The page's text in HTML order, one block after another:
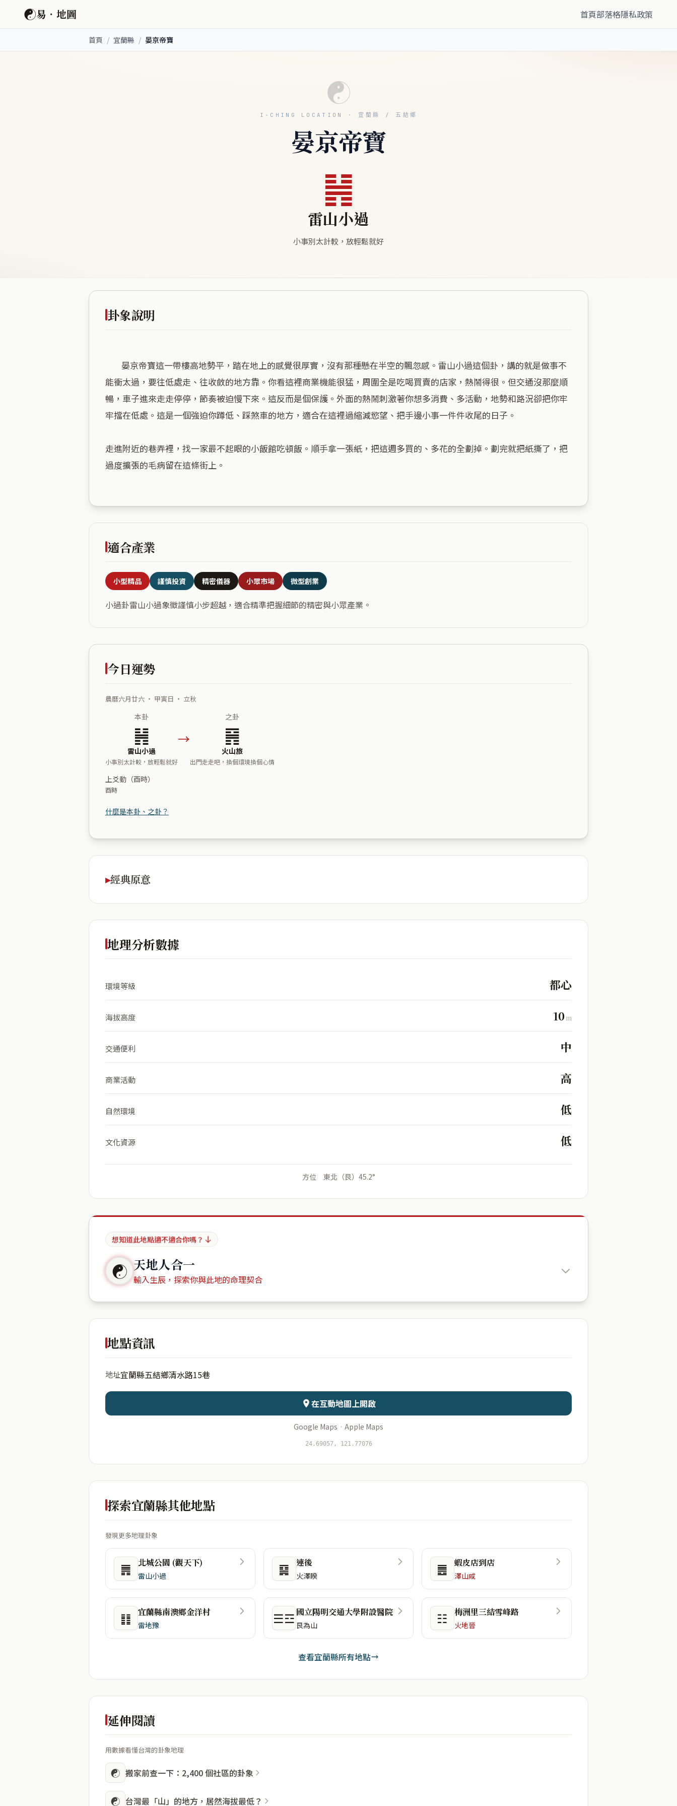
☯易．地圖 首頁部落格隱私政策
首頁 / 宜蘭縣 / 晏京帝寶
☯
I-CHING LOCATION · 宜蘭縣 / 五結鄉
晏京帝寶
䷽
雷山小過
小事別太計較，放輕鬆就好
卦象說明
能衝太過，要往低處走、往收斂的地方靠。你看這裡商業機能很猛，周圍全是吃喝買賣的店家，熱鬧得很。但交通沒那麼順
暢，車子進來走走停停，節奏被迫慢下來。這反而是個保護。外面的熱鬧刺激著你想多消費、多活動，地勢和路況卻把你牢
牢擋在低處。這是一個強迫你蹲低、踩煞車的地方，適合在這裡過縮減慾望、把手邊小事一件件收尾的日子。
走進附近的巷弄裡，找一家最不起眼的小飯館吃頓飯。順手拿一張紙，把這週多買的、多花的全劃掉。劃完就把紙撕了，把
過度擴張的毛病留在這條街上。
適合產業
小型精品 謹慎投資 精密儀器 小眾市場 微型創業
小過卦雷山小過象徵謹慎小步超越，適合精準把握細節的精密與小眾產業。
今日運勢
農曆六月廿六 ・ 甲寅日 ・ 立秋
本卦
䷽
雷山小過
小事別太計較，放輕鬆就好
→
之卦
䷷
火山旅
出門走走吧，換個環境換個心情
上爻動（酉時）
酉時
什麼是本卦、之卦？
經典原意
地理分析數據
環境等級 都心
海拔高度 10m
交通便利 中
商業活動 高
自然環境 低
文化資源 低
方位 東北（艮）45.2°
想知道此地點適不適合你嗎？
☯ 天地人合一
輸入生辰，探索你與此地的命理契合
地點資訊
地址宜蘭縣五結鄉清水路15巷
在互動地圖上開啟
Google Maps · Apple Maps
24.69057, 121.77076
探索宜蘭縣其他地點
發現更多地理卦象
䷠ 北城公園 (觀天下)
雷山小過 ䷑ 連後
火澤睽 ䷌ 蝦皮店到店
澤山咸
䷁ 宜蘭縣南澳鄉金洋村
雷地豫 ☰☲ 國立陽明交通大學附設醫院
艮為山 ☷ 梅洲里三結雪峰路
火地晉
查看宜蘭縣所有地點
延伸閱讀
用數據看懂台灣的卦象地理
☯ 搬家前查一下：2,400 個社區的卦象
☯ 台灣最「山」的地方，居然海拔最低？